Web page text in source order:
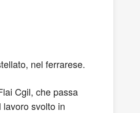
nel ferrarese.
Cgil, che passa
svolto in